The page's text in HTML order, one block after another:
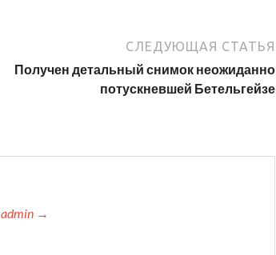
СЛЕДУЮЩАЯ СТАТЬЯ
Получен детальный снимок неожиданно
потускневшей Бетельгейзе
→